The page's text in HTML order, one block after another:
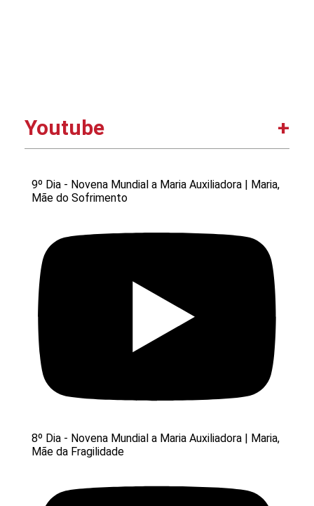
Youtube
9º Dia - Novena Mundial a Maria Auxiliadora | Maria,
Mãe do Sofrimento
8º Dia - Novena Mundial a Maria Auxiliadora | Maria,
Mãe da Fragilidade